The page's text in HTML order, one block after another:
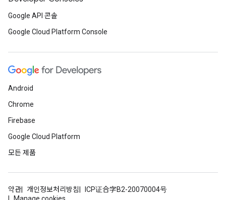
Google API 콘솔
Google Cloud Platform Console
Android
Chrome
Firebase
Google Cloud Platform
모든 제품
약관 개인정보처리방침
ICP证合字B2-20070004号